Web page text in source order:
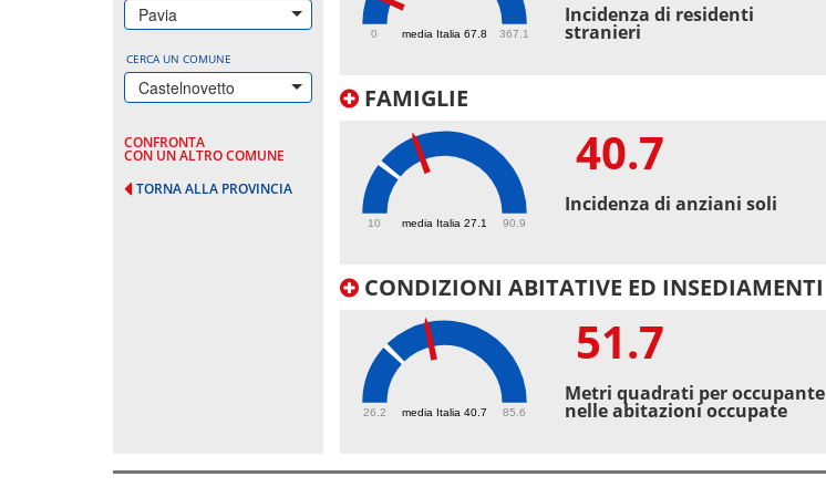
Pavia
CERCA UN COMUNE
Castelnovetto
CONFRONTA
CON UN ALTRO COMUNE
TORNA ALLA PROVINCIA
media Italia 67.8
0 367.1
Incidenza di residenti
stranieri
FAMIGLIE
media Italia 27.1
10 90.9
40.7
Incidenza di anziani soli
CONDIZIONI ABITATIVE ED INSEDIAMENTI
media Italia 40.7
26.2 85.6
51.7
Metri quadrati per occupante
nelle abitazioni occupate